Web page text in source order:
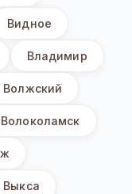
Видное
Владимир
Волжский
Волоколамск
Выкса